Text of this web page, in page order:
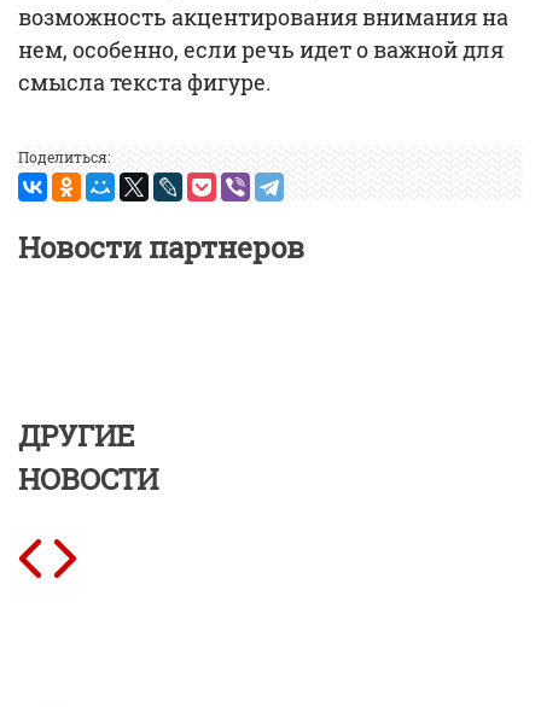
возможность акцентирования внимания на
нем, особенно, если речь идет о важной для
смысла текста фигуре.
Поделиться:
Новости партнеров
ДРУГИЕ
НОВОСТИ